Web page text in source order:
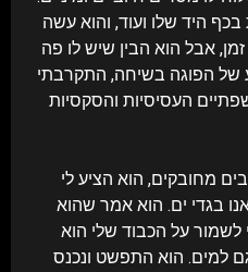
בכף היד שלו ועוד, והוא עשה
אבל הוא הבין שיש לו פה
של הפוגה בשיחה, התקרבתי
העסיסיות והסקסיות
מחובקים, הוא הציע לי
בגדי ים. הוא אמר שהוא
לשמור על הכבוד שלי הוא
למים. הוא התפשט ונכנס